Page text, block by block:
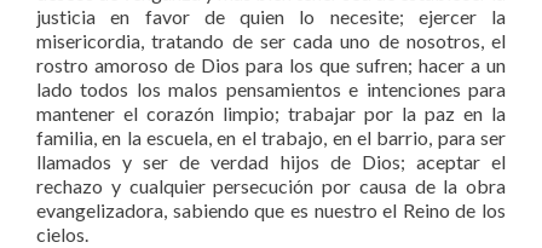
justicia en favor de quien lo necesite; ejercer la
misericordia, tratando de ser cada uno de nosotros, el
rostro amoroso de Dios para los que sufren; hacer a un
lado todos los malos pensamientos e intenciones para
mantener el corazón limpio; trabajar por la paz en la
familia, en la escuela, en el trabajo, en el barrio, para ser
llamados y ser de verdad hijos de Dios; aceptar el
rechazo y cualquier persecución por causa de la obra
evangelizadora, sabiendo que es nuestro el Reino de los
cielos.